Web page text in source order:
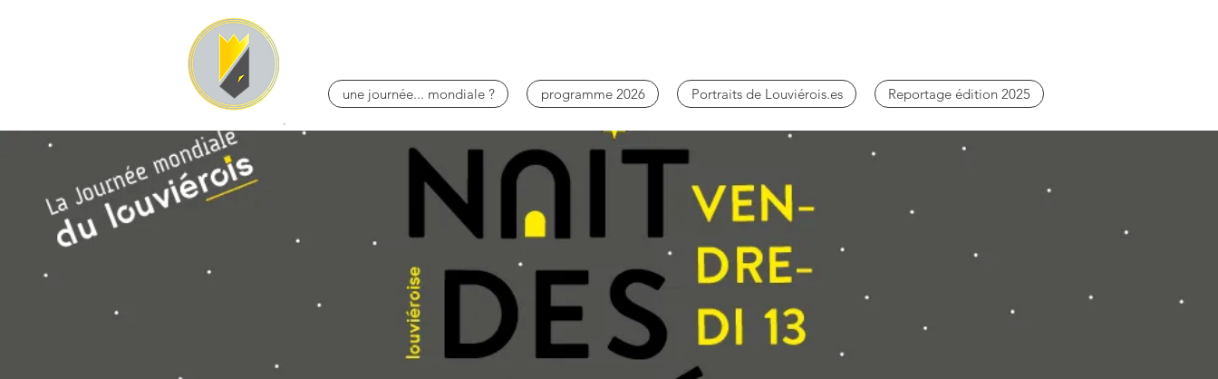
une journée... mondiale ? programme 2026 Portraits de Louviérois.es Reportage édition 2025